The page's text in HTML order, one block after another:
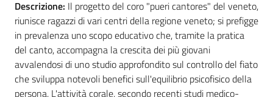
Descrizione: Il progetto del coro "pueri cantores" del veneto,
riunisce ragazzi di vari centri della regione veneto; si prefigge
in prevalenza uno scopo educativo che, tramite la pratica
del canto, accompagna la crescita dei più giovani
avvalendosi di uno studio approfondito sul controllo del fiato
che sviluppa notevoli benefici sull'equilibrio psicofisico della
persona. L'attività corale, secondo recenti studi medico-